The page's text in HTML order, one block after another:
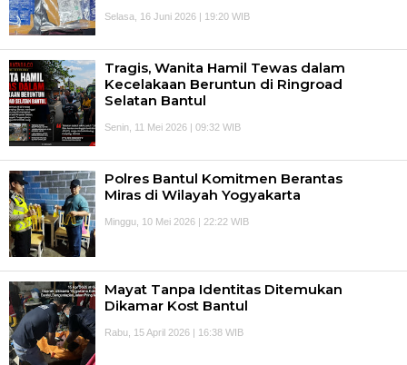
Selasa, 16 Juni 2026 | 19:20 WIB
Tragis, Wanita Hamil Tewas dalam
Kecelakaan Beruntun di Ringroad
Selatan Bantul
Senin, 11 Mei 2026 | 09:32 WIB
Polres Bantul Komitmen Berantas
Miras di Wilayah Yogyakarta
Minggu, 10 Mei 2026 | 22:22 WIB
Mayat Tanpa Identitas Ditemukan
Dikamar Kost Bantul
Rabu, 15 April 2026 | 16:38 WIB